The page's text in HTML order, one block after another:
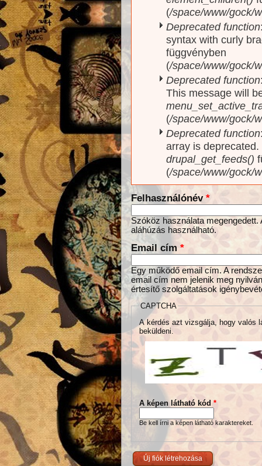
(/space/www/gock/
Deprecated function
syntax with curly
függvényben
(/space/www/gock/
Deprecated function
This message will
(/space/www/gock/
Deprecated function
array is
drupal_get_feeds()
(/space/www/gock/
Felhasználónév *
Szóköz használata
aláhúzás használható.
Email cím *
Egy működő email cím. A
email cím nem jelenik meg
értesítő szolgáltatások
CAPTCHA
A kérdés azt vizsgálja, hogy valós
beküldeni.
A képen látható kód *
Be kell írni a képen látható karaktereket.